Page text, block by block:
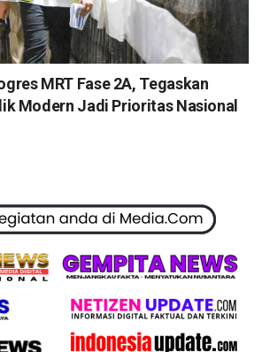
MRT Fase 2A, Tegaskan
Modern Jadi Prioritas Nasional